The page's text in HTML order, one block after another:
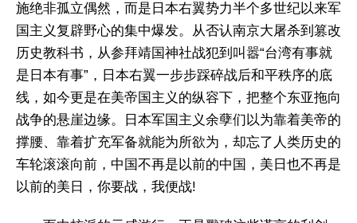
施绝非孤立偶然，而是日本右翼势力半个多世纪以来军
国主义复辟野心的集中爆发。从否认南京大屠杀到篡改
历史教科书，从参拜靖国神社战犯到叫嚣“台湾有事就
是日本有事”，日本右翼一步步踩碎战后和平秩序的底
线，如今更是在美帝国主义的纵容下，把整个东亚拖向
战争的悬崖边缘。日本军国主义余孽们以为靠着美帝的
撑腰、靠着扩充军备就能为所欲为，却忘了人类历史的
车轮滚滚向前，中国不再是以前的中国，美日也不再是
以前的美日，你要战，我便战!